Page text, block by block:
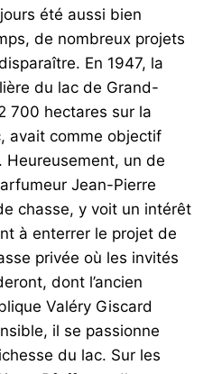
été aussi bien
de nombreux projets
En 1947, la
du lac de Grand-
700 hectares sur la
avait comme objectif
Heureusement, un de
Jean-Pierre
chasse, y voit un intérêt
à enterrer le projet de
privée où les invités
dont l’ancien
Valéry Giscard
il se passionne
du lac. Sur les